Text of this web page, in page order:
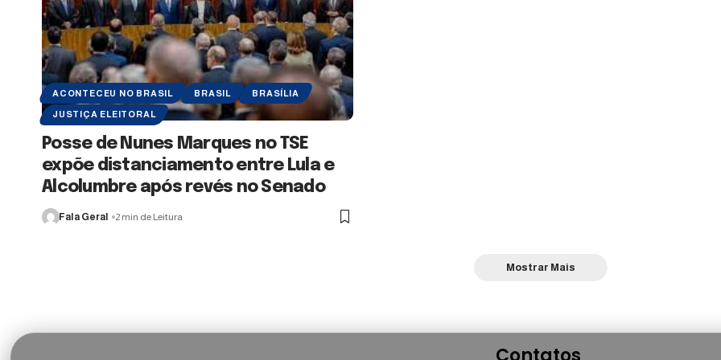
ACONTECEU NO BRASIL BRASIL BRASÍLIA
JUSTIÇA ELEITORAL
Posse de Nunes Marques no TSE
expõe distanciamento entre Lula e
Alcolumbre após revés no Senado
Fala Geral 2 min de Leitura
Mostrar Mais